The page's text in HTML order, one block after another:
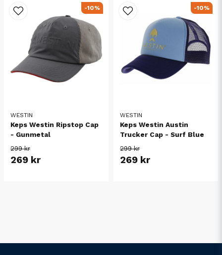
WESTIN
Keps Westin Ripstop Cap
- Gunmetal
299 kr
269 kr
-10%
WESTIN
Keps Westin Austin
Trucker Cap - Surf Blue
299 kr
269 kr
-10%